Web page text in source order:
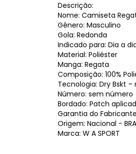
Descrição:
Nome: Camiseta
Gênero: Masculino
Gola: Redonda
Indicado para: Dia a
Material: Poliéster
Manga: Regata
Composição: 100%
Tecnologia: Dry Bskt
Número: sem número
Bordado: Patch
Garantia do
Origem: Nacional -
Marca: W A SPORT